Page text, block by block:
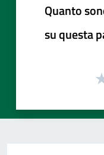
Quanto
su questa